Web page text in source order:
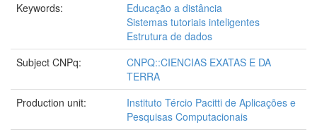
Keywords:
Educação a distância
Sistemas tutoriais inteligentes
Estrutura de dados
Subject CNPq:
CNPQ::CIENCIAS EXATAS E DA
TERRA
Production unit:
Instituto Tércio Pacitti de Aplicações e
Pesquisas Computacionais